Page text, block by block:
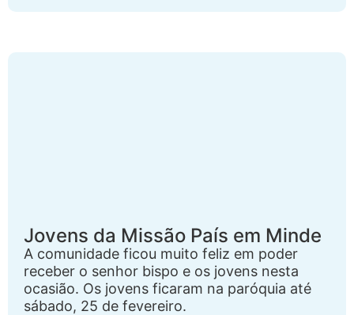
Jovens da Missão País em Minde
A comunidade ficou muito feliz em poder
receber o senhor bispo e os jovens nesta
ocasião. Os jovens ficaram na paróquia até
sábado, 25 de fevereiro.